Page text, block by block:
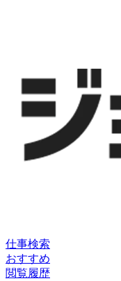
仕事検索
おすすめ
閲覧履歴